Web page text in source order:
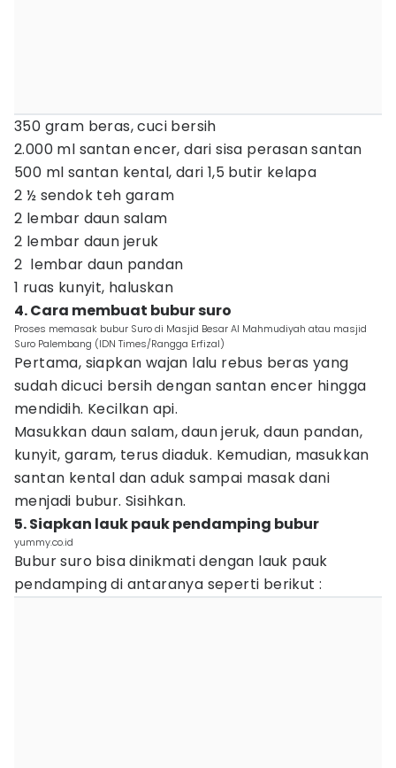
350 gram beras, cuci bersih
2.000 ml santan encer, dari sisa perasan santan
500 ml santan kental, dari 1,5 butir kelapa
2 ½ sendok teh garam
2 lembar daun salam
2 lembar daun jeruk
2 lembar daun pandan
1 ruas kunyit, haluskan
4. Cara membuat bubur suro
Proses memasak bubur Suro di Masjid Besar Al Mahmudiyah atau masjid
Suro Palembang (IDN Times/Rangga Erfizal)
Pertama, siapkan wajan lalu rebus beras yang
sudah dicuci bersih dengan santan encer hingga
mendidih. Kecilkan api.
Masukkan daun salam, daun jeruk, daun pandan,
kunyit, garam, terus diaduk. Kemudian, masukkan
santan kental dan aduk sampai masak dani
menjadi bubur. Sisihkan.
5. Siapkan lauk pauk pendamping bubur
yummy.co.id
Bubur suro bisa dinikmati dengan lauk pauk
pendamping di antaranya seperti berikut :